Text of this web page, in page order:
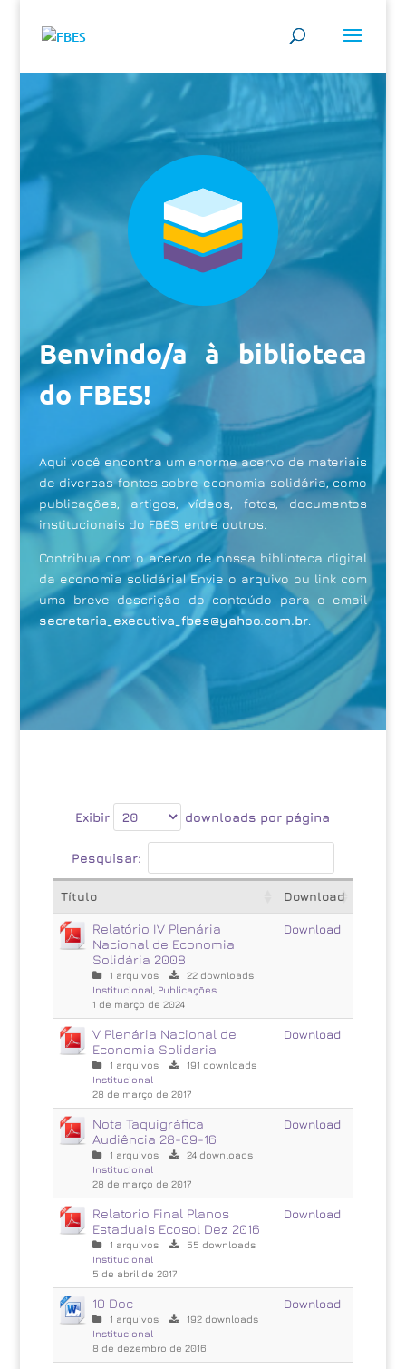
Benvindo/a à biblioteca
do FBES!
Aqui você encontra um enorme acervo de materiais
de diversas fontes sobre economia solidária, como
publicações, artigos, vídeos, fotos, documentos
institucionais do FBES, entre outros.
Contribua com o acervo de nossa biblioteca digital
da economia solidária! Envie o arquivo ou link com
uma breve descrição do conteúdo para o email
secretaria_executiva_fbes@yahoo.com.br.
Exibir downloads por página
Pesquisar:
Título Download
Relatório IV Plenária
Nacional de Economia
Solidária 2008
1 arquivos
22 downloads
Institucional Publicações
1 de março de 2024
Download
V Plenária Nacional de
Economia Solidaria
1 arquivos
191 downloads
Institucional
28 de março de 2017
Download
Nota Taquigráfica
Audiência 28-09-16
1 arquivos
24 downloads
Institucional
28 de março de 2017
Download
Relatorio Final Planos
Estaduais Ecosol Dez 2016
1 arquivos
55 downloads
Institucional
5 de abril de 2017
Download
10 Doc
1 arquivos
192 downloads
Institucional
8 de dezembro de 2016
Download